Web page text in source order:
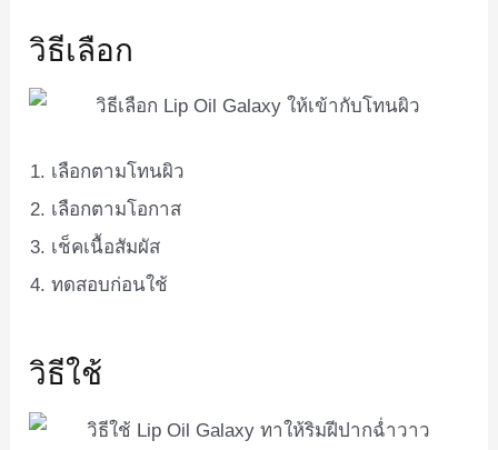
วิธีเลือก
เลือกตามโทนผิว
เลือกตามโอกาส
เช็คเนื้อสัมผัส
ทดสอบก่อนใช้
วิธีใช้